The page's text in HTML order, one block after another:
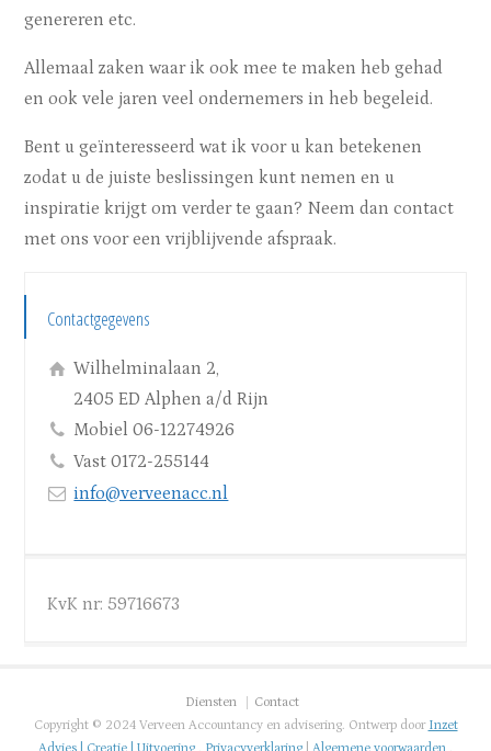
genereren etc.
Allemaal zaken waar ik ook mee te maken heb gehad
en ook vele jaren veel ondernemers in heb begeleid.
Bent u geïnteresseerd wat ik voor u kan betekenen
zodat u de juiste beslissingen kunt nemen en u
inspiratie krijgt om verder te gaan? Neem dan contact
met ons voor een vrijblijvende afspraak.
Contactgegevens
Wilhelminalaan 2,
2405 ED Alphen a/d Rijn
Mobiel 06-12274926
Vast 0172-255144
info@verveenacc.nl
KvK nr: 59716673
Diensten
Contact
Copyright © 2024 Verveen Accountancy en advisering. Ontwerp door Inzet